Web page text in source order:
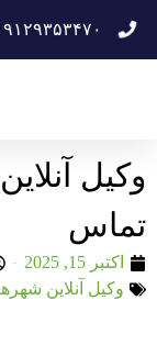
وکیل
تماس
اکتبر 15, 2025
وکیل آنلاین